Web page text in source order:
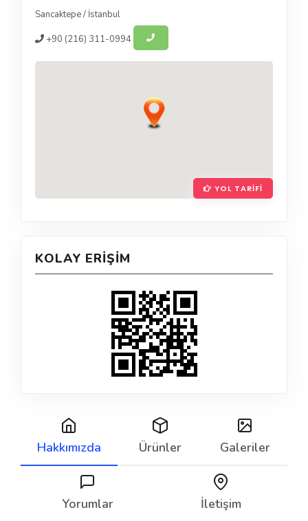
Sancaktepe/ İstanbul
+90 (216) 311-0994
YOL TARIFI
KOLAY ERIŞIM
Hakkımızda Ürünler Galeriler
Yorumlar İletişim